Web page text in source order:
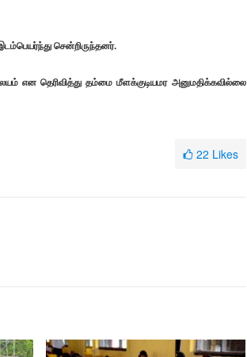
சென்றிருந்தனர்.
என தெரிவித்து தம்மை மீளக்குடியமர அனுமதிக்கவில்லை
22 Likes